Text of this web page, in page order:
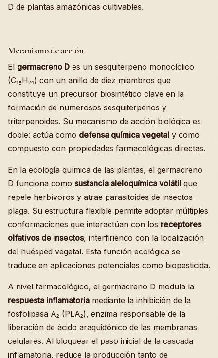
D de plantas amazónicas cultivables.
Mecanismo de acción
El germacreno D es un sesquiterpeno monocíclico
(C₁₅H₂₄) con un anillo de diez miembros que
constituye un precursor biosintético clave en la
formación de numerosos sesquiterpenos y
triterpenoides. Su mecanismo de acción biológica es
doble: actúa como defensa química vegetal y como
compuesto con propiedades farmacológicas directas.
En la ecología química de las plantas, el germacreno
D funciona como sustancia aleloquímica volátil que
repele herbívoros y atrae parasitoides de insectos
plaga. Su estructura flexible permite adoptar múltiples
conformaciones que interactúan con los receptores
olfativos de insectos, interfiriendo con la localización
del huésped vegetal. Esta función ecológica se
traduce en aplicaciones potenciales como biopesticida.
A nivel farmacológico, el germacreno D modula la
respuesta inflamatoria mediante la inhibición de la
fosfolipasa A₂ (PLA₂), enzima responsable de la
liberación de ácido araquidónico de las membranas
celulares. Al bloquear el paso inicial de la cascada
inflamatoria, reduce la producción tanto de